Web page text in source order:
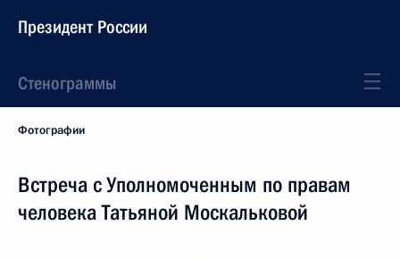
Президент России
Стенограммы
Фотографии
Встреча с Уполномоченным по правам
человека Татьяной Москальковой